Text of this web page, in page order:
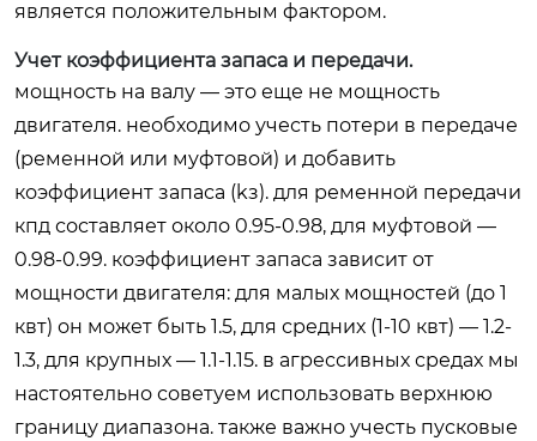
является положительным фактором.
Учет коэффициента запаса и передачи.
мощность на валу — это еще не мощность
двигателя. необходимо учесть потери в передаче
(ременной или муфтовой) и добавить
коэффициент запаса (kз). для ременной передачи
кпд составляет около 0.95-0.98, для муфтовой —
0.98-0.99. коэффициент запаса зависит от
мощности двигателя: для малых мощностей (до 1
квт) он может быть 1.5, для средних (1-10 квт) — 1.2-
1.3, для крупных — 1.1-1.15. в агрессивных средах мы
настоятельно советуем использовать верхнюю
границу диапазона. также важно учесть пусковые